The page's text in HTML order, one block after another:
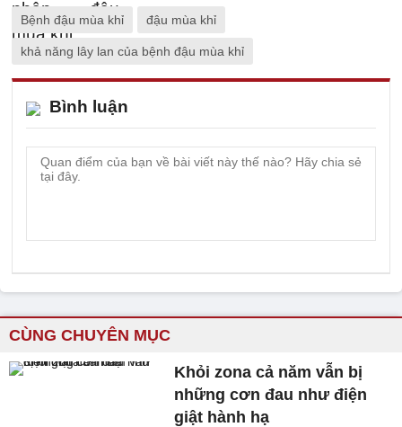
Bệnh đậu mùa khỉ đậu mùa khỉ
khả năng lây lan của bệnh đậu mùa khỉ
Bình luận
CÙNG CHUYÊN MỤC
Khỏi zona cả năm vẫn bị
những cơn đau như điện
giật hành hạ